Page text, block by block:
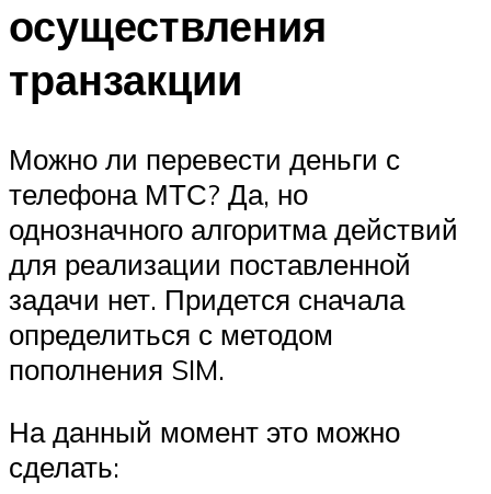
осуществления
транзакции
Можно ли перевести деньги с
телефона МТС? Да, но
однозначного алгоритма действий
для реализации поставленной
задачи нет. Придется сначала
определиться с методом
пополнения SIM.
На данный момент это можно
сделать: